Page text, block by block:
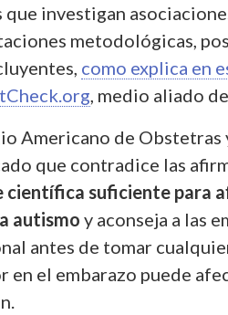
investigan
metodológicas,
como explica en
, medio aliado
Americano de Obstetras
que contradice las
científica suficiente para
autismo y aconseja a las
antes de tomar
en el embarazo puede